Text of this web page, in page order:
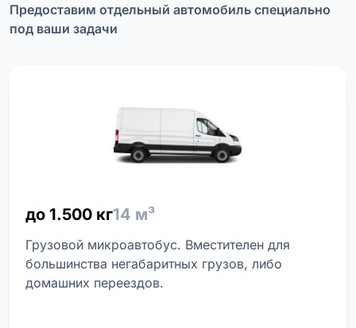
Предоставим отдельный автомобиль специально
под ваши задачи
до 1.500 кг14 м³
Грузовой микроавтобус. Вместителен для
большинства негабаритных грузов, либо
домашних переездов.